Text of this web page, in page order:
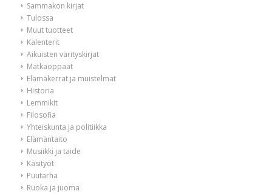
Sammakon kirjat
Tulossa
Muut tuotteet
Kalenterit
Aikuisten värityskirjat
Matkaoppaat
Elämäkerrat ja muistelmat
Historia
Lemmikit
Filosofia
Yhteiskunta ja politiikka
Elämäntaito
Musiikki ja taide
Käsityöt
Puutarha
Ruoka ja juoma